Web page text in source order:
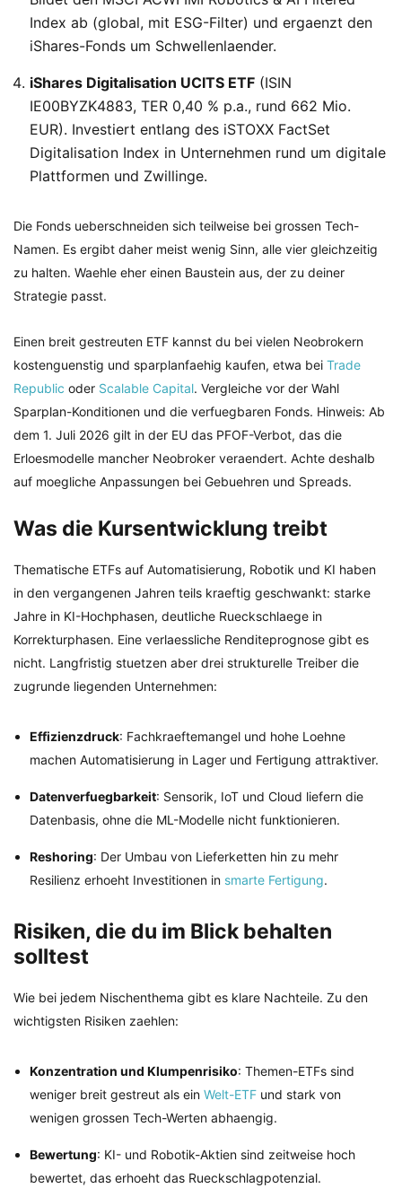
Index ab (global, mit ESG-Filter) und ergaenzt den
iShares-Fonds um Schwellenlaender.
iShares Digitalisation UCITS ETF (ISIN
IE00BYZK4883, TER 0,40 % p.a., rund 662 Mio.
EUR). Investiert entlang des iSTOXX FactSet
Digitalisation Index in Unternehmen rund um digitale
Plattformen und Zwillinge.
Die Fonds ueberschneiden sich teilweise bei grossen Tech-
Namen. Es ergibt daher meist wenig Sinn, alle vier gleichzeitig
zu halten. Waehle eher einen Baustein aus, der zu deiner
Strategie passt.
Einen breit gestreuten ETF kannst du bei vielen Neobrokern
kostenguenstig und sparplanfaehig kaufen, etwa bei Trade
Republic oder Scalable Capital. Vergleiche vor der Wahl
Sparplan-Konditionen und die verfuegbaren Fonds. Hinweis: Ab
dem 1. Juli 2026 gilt in der EU das PFOF-Verbot, das die
Erloesmodelle mancher Neobroker veraendert. Achte deshalb
auf moegliche Anpassungen bei Gebuehren und Spreads.
Was die Kursentwicklung treibt
Thematische ETFs auf Automatisierung, Robotik und KI haben
in den vergangenen Jahren teils kraeftig geschwankt: starke
Jahre in KI-Hochphasen, deutliche Rueckschlaege in
Korrekturphasen. Eine verlaessliche Renditeprognose gibt es
nicht. Langfristig stuetzen aber drei strukturelle Treiber die
zugrunde liegenden Unternehmen:
Effizienzdruck: Fachkraeftemangel und hohe Loehne
machen Automatisierung in Lager und Fertigung attraktiver.
Datenverfuegbarkeit: Sensorik, IoT und Cloud liefern die
Datenbasis, ohne die ML-Modelle nicht funktionieren.
Reshoring: Der Umbau von Lieferketten hin zu mehr
Resilienz erhoeht Investitionen in smarte Fertigung.
Risiken, die du im Blick behalten
solltest
Wie bei jedem Nischenthema gibt es klare Nachteile. Zu den
wichtigsten Risiken zaehlen:
Konzentration und Klumpenrisiko: Themen-ETFs sind
weniger breit gestreut als ein Welt-ETF und stark von
wenigen grossen Tech-Werten abhaengig.
Bewertung: KI- und Robotik-Aktien sind zeitweise hoch
bewertet, das erhoeht das Rueckschlagpotenzial.